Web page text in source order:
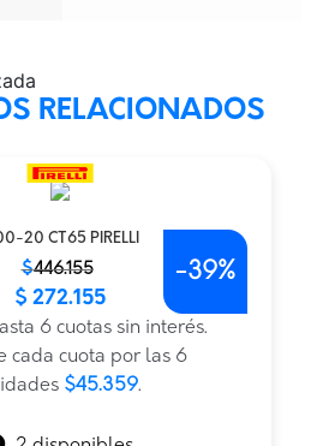
RELACIONADOS
20 CT65 PIRELLI
$446.155
$ 272.155
6 cuotas sin interés.
cada cuota por las 6
$45.359.
-39%